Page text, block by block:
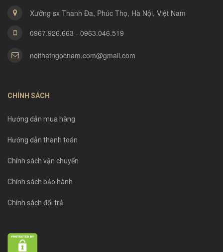
Xưởng sx Thanh Đa, Phúc Thọ, Hà Nội, Việt Nam
0967.926.663 - 0963.046.519
noithatngocnam.com@gmail.com
CHÍNH SÁCH
Hướng dẫn mua hàng
Hướng dẫn thanh toán
Chính sách vận chuyển
Chính sách bảo hành
Chính sách đổi trả